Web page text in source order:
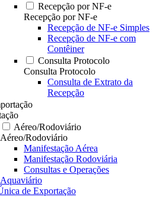
Recepção por NF-e
Recepção por NF-e
Recepção de NF-e Simples
Recepção de NF-e com
Contêiner
Consulta Protocolo
Consulta Protocolo
Consulta de Extrato da
Recepção
Aéreo/Rodoviário
Aéreo/Rodoviário
Manifestação Aérea
Manifestação Rodoviária
Consultas e Operações
Aquaviário
de Exportação